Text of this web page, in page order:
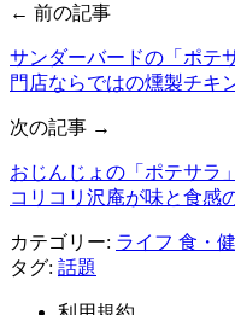
← 前の記事
サンダーバードの「ポテ
門店ならではの燻製チキ
次の記事 →
おじんじょの「ポテサラ
コリコリ沢庵が味と食感
カテゴリー: ライフ 食・
タグ: 話題